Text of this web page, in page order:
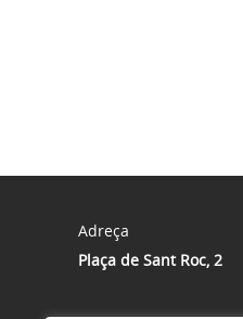
Adreça
Plaça de Sant Roc, 2